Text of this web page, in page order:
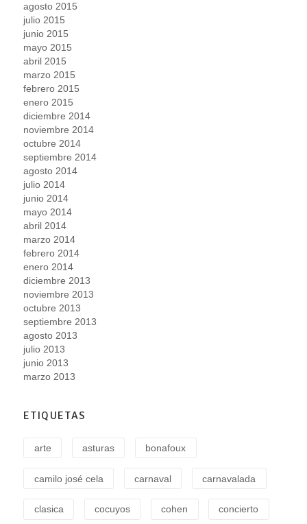
agosto 2015
julio 2015
junio 2015
mayo 2015
abril 2015
marzo 2015
febrero 2015
enero 2015
diciembre 2014
noviembre 2014
octubre 2014
septiembre 2014
agosto 2014
julio 2014
junio 2014
mayo 2014
abril 2014
marzo 2014
febrero 2014
enero 2014
diciembre 2013
noviembre 2013
octubre 2013
septiembre 2013
agosto 2013
julio 2013
junio 2013
marzo 2013
ETIQUETAS
arte asturas bonafoux
camilo josé cela carnaval carnavalada
clasica cocuyos cohen concierto